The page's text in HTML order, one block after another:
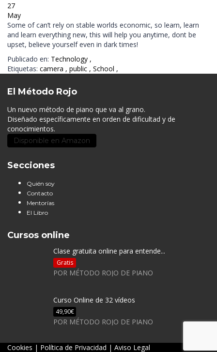
27
May
Some of can’t rely on stable worlds economic, so learn, learn
and learn everything new, this will help you anytime, dont be
upset, believe yourself even in dark times!
Publicado en: Technology ,
Etiquetas: camera , public , School ,
El Método Rojo
Un nuevo método de piano que va al grano.
Diseñado específicamente en orden de dificultad y de
conocimientos.
Disponible en Amazon
Secciones
Quién soy
Contacto
Mentorías
El Libro
Cursos online
Clase gratuita online para entende...
Gratis
POR MÉTODO ROJO DE PIANO
Curso Online de 32 vídeos
49,90€
POR MÉTODO ROJO DE PIANO
Cookies | Política de Privacidad | Aviso Legal